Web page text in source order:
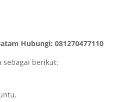
Hubungi: 081270477110
sebagai berikut: